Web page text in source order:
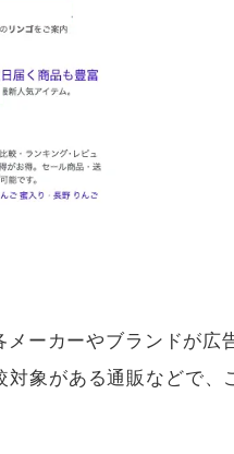
ーカーやブランドが広
象がある通販などで、